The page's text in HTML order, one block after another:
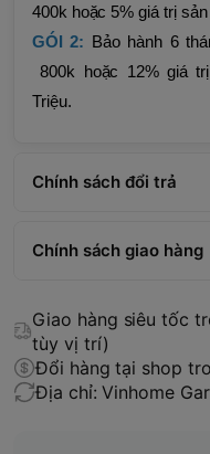
400k hoặc 5% giá trị
GÓI 2: Bảo hành 6
800k hoặc 12% giá
Triệu.
Chính sách đổi trả
Chính sách giao hàng
Giao hàng siêu tốc
tùy vị trí)
Đổi hàng tại shop
Địa chỉ: Vinhome